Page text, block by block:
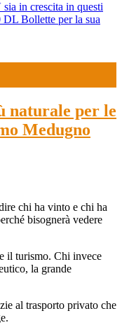
in crescita in questi
DL Bollette per la sua
naturale per le
Medugno
chi ha vinto e chi ha
bisognerà vedere
il turismo. Chi invece
la grande
al trasporto privato che